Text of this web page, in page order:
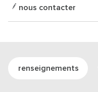
nous contacter
renseignements